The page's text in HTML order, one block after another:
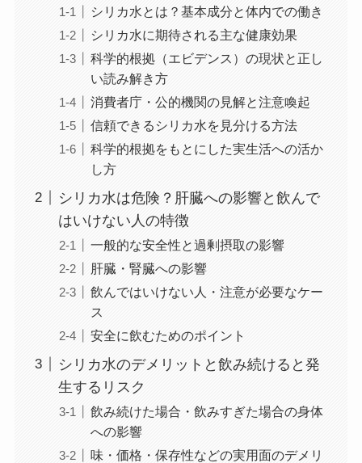
シリカ水とは？基本成分と体内での働き
シリカ水に期待される主な健康効果
科学的根拠（エビデンス）の現状と正し
い読み解き方
消費者庁・公的機関の見解と注意喚起
信頼できるシリカ水を見分ける方法
科学的根拠をもとにした実生活への活か
し方
シリカ水は危険？肝臓への影響と飲んで
はいけない人の特徴
一般的な安全性と過剰摂取の影響
肝臓・腎臓への影響
飲んではいけない人・注意が必要なケー
ス
安全に飲むためのポイント
シリカ水のデメリットと飲み続けると発
生するリスク
飲み続けた場合・飲みすぎた場合の身体
への影響
味・価格・保存性などの実用面のデメリ